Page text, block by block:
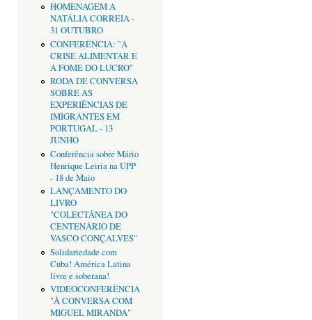
HOMENAGEM A
NATÁLIA CORREIA -
31 OUTUBRO
CONFERÊNCIA: "A
CRISE ALIMENTAR E
A FOME DO LUCRO"
RODA DE CONVERSA
SOBRE AS
EXPERIÊNCIAS DE
IMIGRANTES EM
PORTUGAL - 13
JUNHO
Conferência sobre Mário
Henrique Leiria na UPP
- 18 de Maio
LANÇAMENTO DO
LIVRO
"COLECTÂNEA DO
CENTENÁRIO DE
VASCO CONÇALVES"
Solidariedade com
Cuba! América Latina
livre e soberana!
VIDEOCONFERÊNCIA
"À CONVERSA COM
MIGUEL MIRANDA"